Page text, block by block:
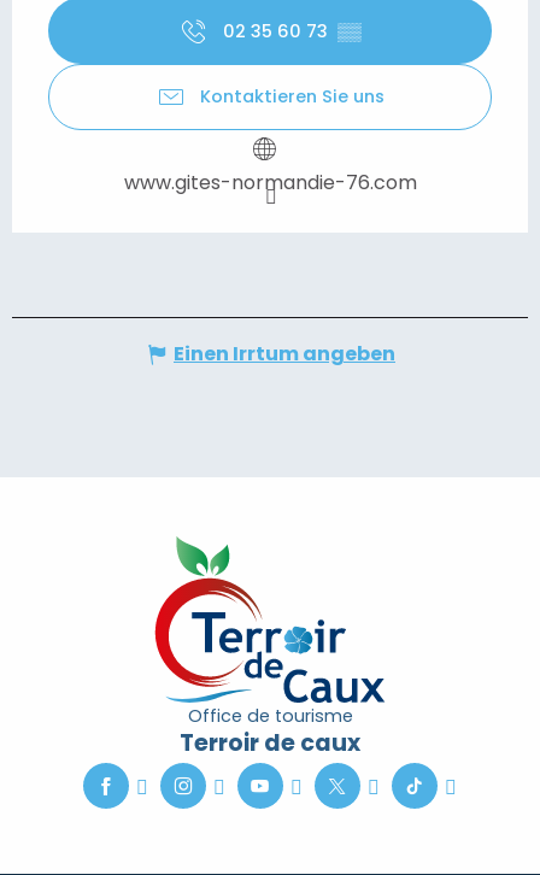
02 35 60 73 ▒▒
Kontaktieren Sie uns
www.gites-normandie-76.com
Einen Irrtum angeben
Office de tourisme
Terroir de caux